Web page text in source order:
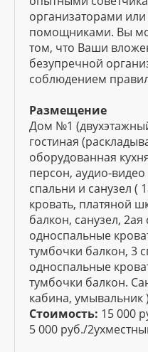
организаторами
помощниками. Вы
том, что Ваши
безупречной
соблюдением
Размещение
Дом №1
гостиная
оборудованная
персон, аудио-
спальни и санузел (
кровать, платяной
балкон, санузел, 2ая
односпальные
тумбочки балкон, 3
односпальные
тумбочки балкон.
кабина, умывальник
Стоимость: 15 000
5 000 руб./